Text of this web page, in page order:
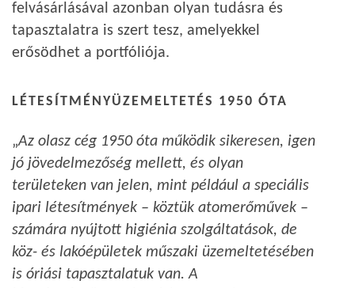
felvásárlásával azonban olyan tudásra és
tapasztalatra is szert tesz, amelyekkel
erősödhet a portfóliója.
LÉTESÍTMÉNYÜZEMELTETÉS 1950 ÓTA
„Az olasz cég 1950 óta működik sikeresen, igen
jó jövedelmezőség mellett, és olyan
területeken van jelen, mint például a speciális
ipari létesítmények – köztük atomerőművek –
számára nyújtott higiénia szolgáltatások, de
köz- és lakóépületek műszaki üzemeltetésében
is óriási tapasztalatuk van. A